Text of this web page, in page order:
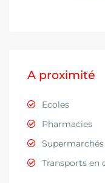
A proximité
Ecoles
Pharmacies
Supermarchés
Transports en